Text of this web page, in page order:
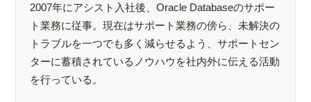
2007年にアシスト入社後、Oracle Databaseのサポー
ト業務に従事。現在はサポート業務の傍ら、未解決の
トラブルを一つでも多く減らせるよう、サポートセン
ターに蓄積されているノウハウを社内外に伝える活動
を行っている。